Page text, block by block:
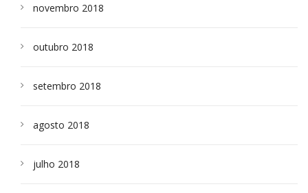
novembro 2018
outubro 2018
setembro 2018
agosto 2018
julho 2018